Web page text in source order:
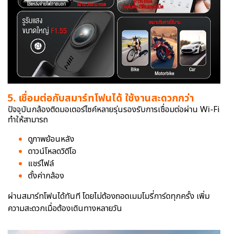
5. เชื่อมต่อกับสมาร์ทโฟนได้ ใช้งานสะดวกกว่า
ปัจจุบันกล้องติดมอเตอร์ไซค์หลายรุ่นรองรับการเชื่อมต่อผ่าน Wi-Fi
ทำให้สามารถ
ดูภาพย้อนหลัง
ดาวน์โหลดวิดีโอ
แชร์ไฟล์
ตั้งค่ากล้อง
ผ่านสมาร์ทโฟนได้ทันที โดยไม่ต้องถอดเมมโมรี่การ์ดทุกครั้ง เพิ่ม
ความสะดวกเมื่อต้องเดินทางหลายวัน